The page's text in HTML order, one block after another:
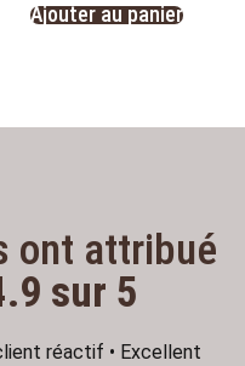
Ajouter au panier
ont attribué
sur 5
réactif • Excellent